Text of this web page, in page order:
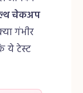
चेकअप
गंभीर
ये टेस्ट